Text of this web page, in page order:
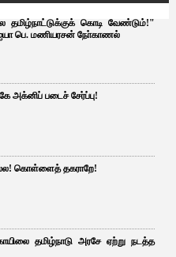
தமிழ்நாட்டுக்குக் கொடி வேண்டும்!"
பெ. மணியரசன் நோ்காணல்
அக்னிப் படைச் சேர்ப்பு!
கொள்ளைத் தகராறே!
தமிழ்நாடு அரசே ஏற்று நடத்த